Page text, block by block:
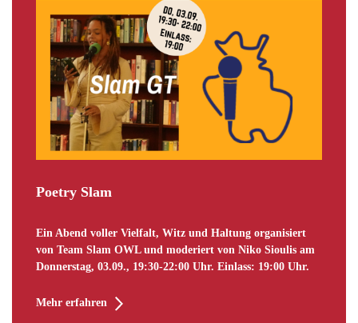
Poetry Slam
Ein Abend voller Vielfalt, Witz und Haltung organisiert
von Team Slam OWL und moderiert von Niko Sioulis am
Donnerstag, 03.09., 19:30-22:00 Uhr. Einlass: 19:00 Uhr.
Mehr erfahren